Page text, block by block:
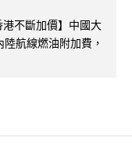
港不斷加價】中國大
航線燃油附加費，